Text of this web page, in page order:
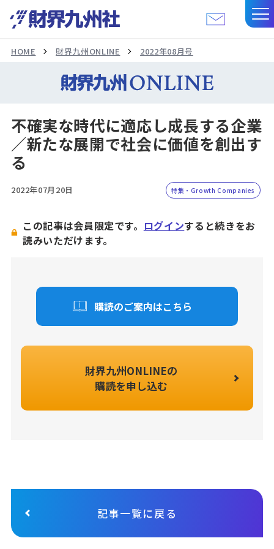
HOME 財界九州ONLINE 2022年08月号
不確実な時代に適応し成長する企業
／新たな展開で社会に価値を創出す
る
2022年07月20日 特集・Growth Companies
この記事は会員限定です。 ログインすると続きをお
読みいただけます。
購読のご案内はこちら
財界九州ONLINEの
購読を申し込む
記事一覧に戻る